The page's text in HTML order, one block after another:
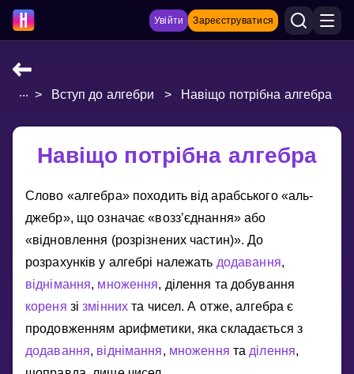
Увійти Зареєструватися
НАВЧАЛЬНІ МАТЕРІАЛИ
Показати більше
ІГРИ
Multiplication Master
Показати більше
Invite a Friend
... > Вступ до алгебри > Навіщо потрібна алгебра
Навіщо потрібна алгебра
Слово «алгебра» походить вiд арабського «аль-
джебр», що означає «возз’єднання» або
«вiдновлення (розрiзнених частин)». До
розрахункiв у алгебрi належать додавання,
вiднiмання, множення, дiлення та добування
кореня зiзмiнних та чисел. А отже, алгебра є
продовженням арифметики, яка складається з
додавання, вiднiмання, множення та дiлення,